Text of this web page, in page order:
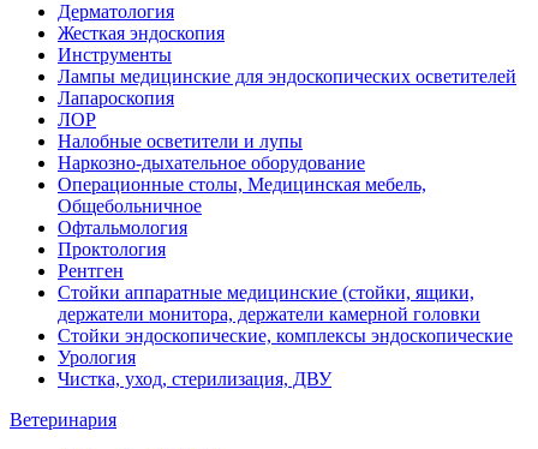
Дерматология
Жесткая эндоскопия
Инструменты
Лампы медицинские для эндоскопических осветителей
Лапароскопия
ЛОР
Налобные осветители и лупы
Наркозно-дыхательное оборудование
Операционные столы, Медицинская мебель,
Общебольничное
Офтальмология
Проктология
Рентген
Стойки аппаратные медицинские (стойки, ящики,
держатели монитора, держатели камерной головки
Стойки эндоскопические, комплексы эндоскопические
Урология
Чистка, уход, стерилизация, ДВУ
Ветеринария